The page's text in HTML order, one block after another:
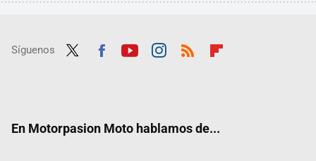
Síguenos
En Motorpasion Moto hablamos de...